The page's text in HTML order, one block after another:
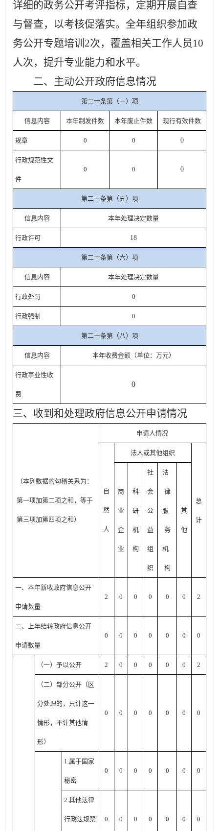
详细的政务公开考评指标，定期开展自查
与督查，以考核促落实。 全年组织参加政
务公开专题培训 2次，覆盖相关工作人员 10
人次，提升专业能力和水平。
二、 主动公开政府信息情况
第二十条第（一）项
信息内容 本年制发件数 本年废止件数 现行有效件数
规章 0 0 0
行政规范性文
件
0 0 0
第二十条第（五）项
信息内容 本年处理决定数量
行政许可 18
第二十条第（六）项
信息内容 本年处理决定数量
行政处罚 0
行政强制 0
第二十条第（八）项
信息内容 本年收费金额（单位：万元）
行政事业性收
费
0
三、收到和处理政府信息公开申请情况
（本列数据的勾稽关系为：
第一项加第二项之和，等于
第三项加第四项之和）
申请人情况
自
然
人
法人或其他组织
总
计
商
业
企
业
科
研
机
构
社
会
公
益
组
织
法
律
服
务
机
构
其
他
一、本年新收政府信息公开
申请数量
2 0 0 0 0 0 2
二、上年结转政府信息公开
申请数量
0 0 0 0 0 0 0
（一）予以公开 2 0 0 0 0 0 2
（二）部分公开 （区
分处理的，只计这一
情形，不计其他情
形）
0 0 0 0 0 0 0
1.属于国家
秘密
0 0 0 0 0 0 0
2.其他法律
行政法规禁 0 0 0 0 0 0 0